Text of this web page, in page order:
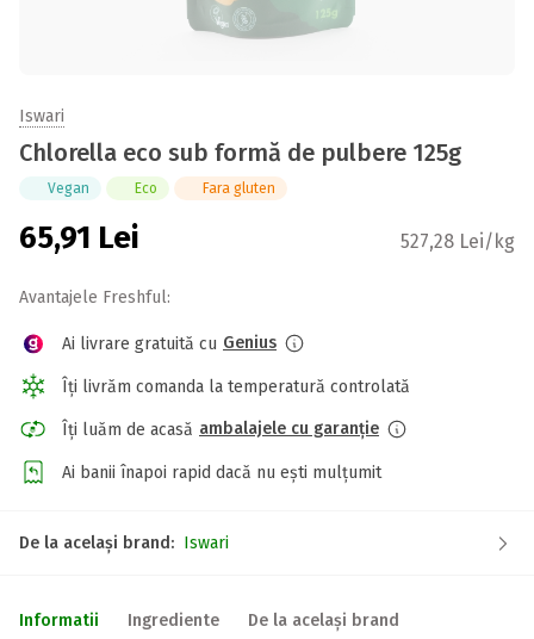
Iswari
Chlorella eco sub formă de pulbere 125g
Vegan Eco Fara gluten
65,91 Lei 527,28 Lei/kg
Avantajele Freshful:
Ai livrare gratuită cu Genius
Îți livrăm comanda la temperatură controlată
Îți luăm de acasă ambalajele cu garanție
Ai banii înapoi rapid dacă nu ești mulțumit
De la același brand: Iswari
Informatii Ingrediente De la același brand